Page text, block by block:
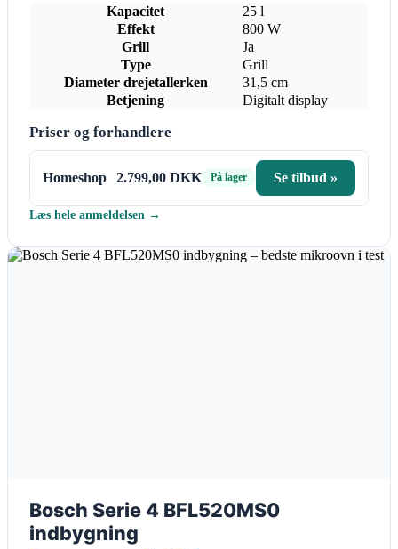
Kapacitet
25 l
Effekt
800 W
Grill
Ja
Type
Grill
Diameter drejetallerken
31,5 cm
Betjening
Digitalt display
Priser og forhandlere
Homeshop 2.799,00 DKK På lager Se tilbud »
Læs hele anmeldelsen →
Bosch Serie 4 BFL520MS0
indbygning